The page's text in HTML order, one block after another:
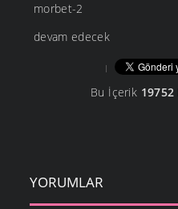
morbet-2
devam edecek
Bu İçerik 19752
YORUMLAR